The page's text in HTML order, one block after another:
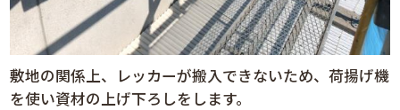
敷地の関係上、レッカーが搬入できないため、荷揚げ機
を使い資材の上げ下ろしをします。